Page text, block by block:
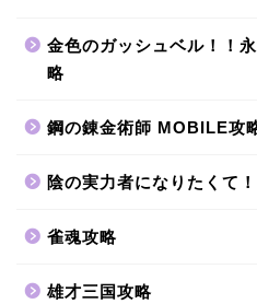
金色のガッシュベル！！
略
鋼の錬金術師 MOBILE攻
陰の実力者になりたくて！
雀魂攻略
雄才三国攻略